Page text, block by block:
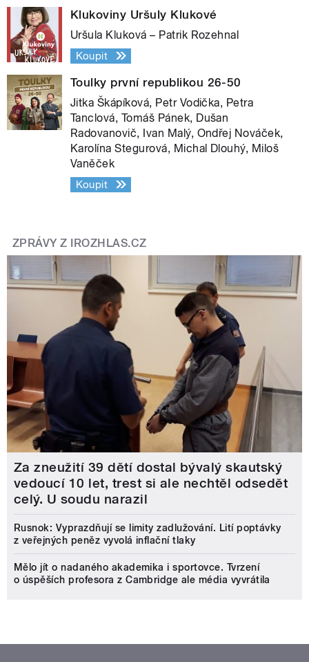
Klukoviny Uršuly Klukové
Uršula Kluková – Patrik Rozehnal
Koupit
Toulky první republikou 26-50
Jitka Škápíková, Petr Vodička, Petra
Tanclová, Tomáš Pánek, Dušan
Radovanovič, Ivan Malý, Ondřej Nováček,
Karolína Stegurová, Michal Dlouhý, Miloš
Vaněček
Koupit
ZPRÁVY Z IROZHLAS.CZ
Za zneužití 39 dětí dostal bývalý skautský
vedoucí 10 let, trest si ale nechtěl odsedět
celý. U soudu narazil
Rusnok: Vyprazdňují se limity zadlužování. Lití poptávky
z veřejných peněz vyvolá inflační tlaky
Mělo jít o nadaného akademika i sportovce. Tvrzení
o úspěších profesora z Cambridge ale média vyvrátila